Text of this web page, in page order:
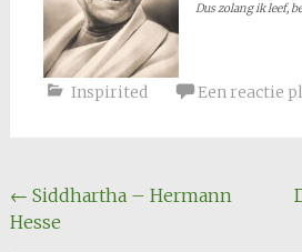
Dus zolang ik leef,
Inspirited Een reactie
Bericht
navigatie
← Siddhartha – Hermann
Hesse